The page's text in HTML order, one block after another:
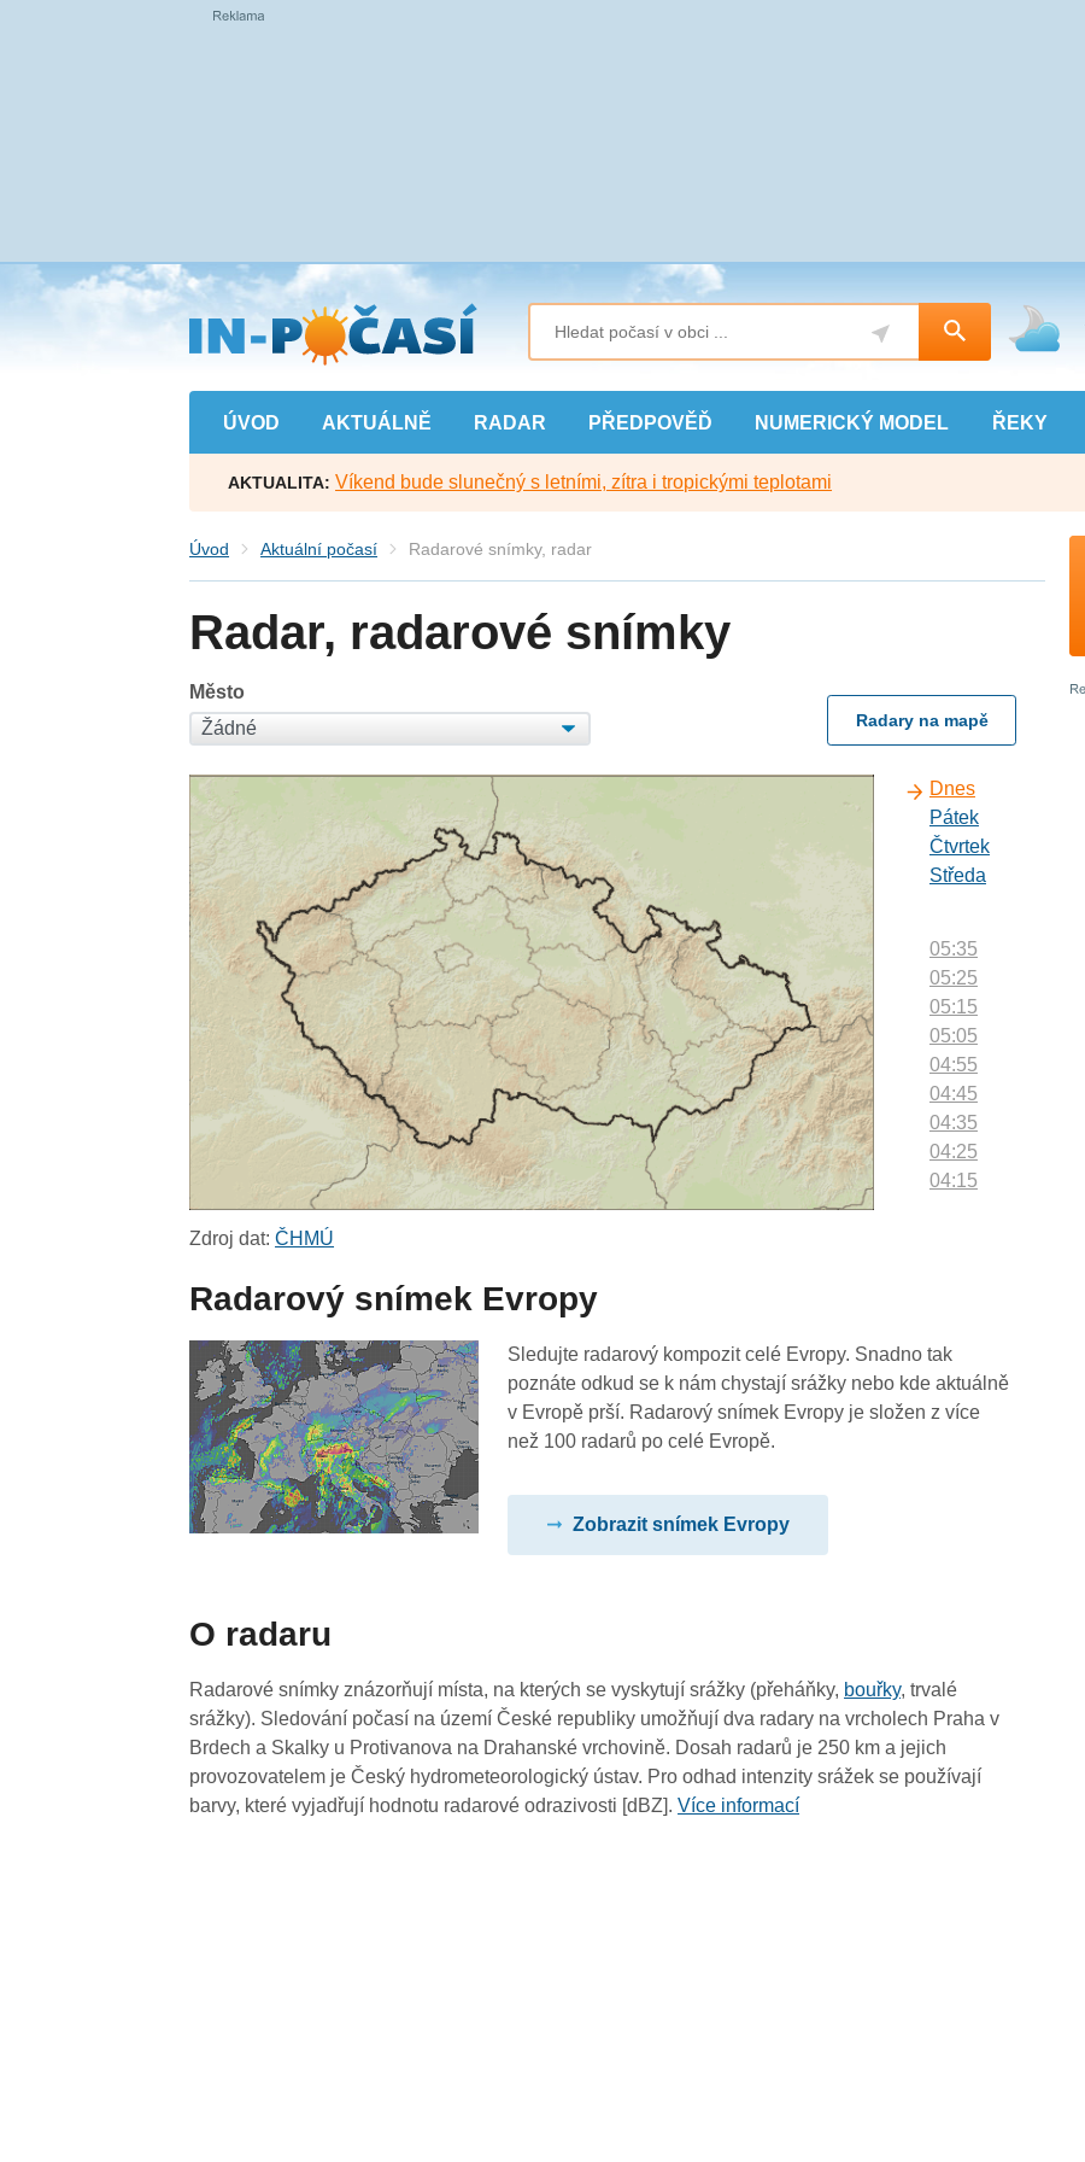
Přejít
na
hlavní
obsah
ÚVOD AKTUÁLNĚ RADAR PŘEDPOVĚĎ NUMERICKÝ MODEL ŘEKY
AKTUALITA: Víkend bude slunečný s letními, zítra i tropickými teplotami
Úvod Aktuální počasí Radarové snímky, radar
Radar, radarové snímky
Město
Radary na mapě
Dnes
Pátek
Čtvrtek
Středa
05:35
05:25
05:15
05:05
04:55
04:45
04:35
04:25
04:15
03:15
03:05
02:55
01:15
01:05
00:55
00:45
Zdroj dat:ČHMÚ
Radarový snímek Evropy
Sledujte radarový kompozit celé Evropy. Snadno tak
poznáte odkud se k nám chystají srážky nebo kde aktuálně
v Evropě prší. Radarový snímek Evropy je složen z více
než 100 radarů po celé Evropě.
Zobrazit snímek Evropy
O radaru
Radarové snímky znázorňují místa, na kterých se vyskytují srážky (přeháňky, bouřky, trvalé
srážky). Sledování počasí na území České republiky umožňují dva radary na vrcholech Praha v
Brdech a Skalky u Protivanova na Drahanské vrchovině. Dosah radarů je 250 km a jejich
provozovatelem je Český hydrometeorologický ústav. Pro odhad intenzity srážek se používají
barvy, které vyjadřují hodnotu radarové odrazivosti [dBZ].Více informací